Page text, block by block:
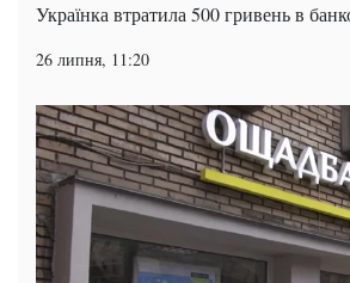
Українка втратила 500 гривень в
26 липня, 11:20